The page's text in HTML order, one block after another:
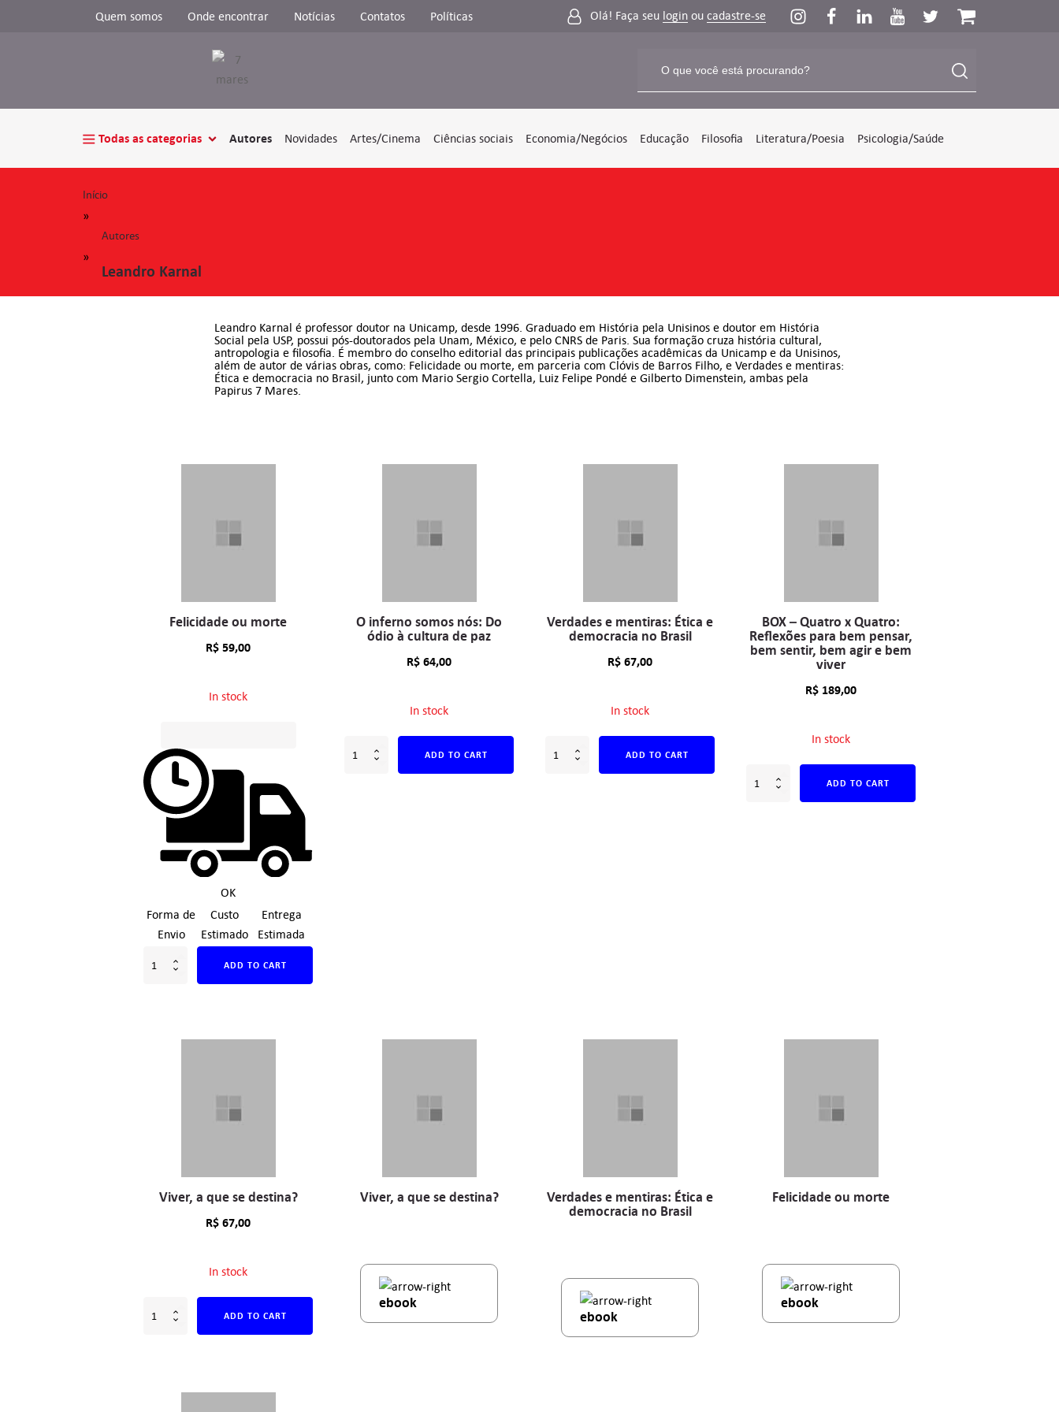
Quem somos Onde encontrar Notícias Contatos Políticas Olá! Faça seu login ou cadastre-se
Todas as categorias Autores Novidades Artes/Cinema Ciências sociais Economia/Negócios Educação Filosofia Literatura/Poesia Psicologia/Saúde
Início
»
Autores
»
Leandro Karnal
Leandro Karnal é professor doutor na Unicamp, desde 1996. Graduado em História pela Unisinos e doutor em História
Social pela USP, possui pós-doutorados pela Unam, México, e pelo CNRS de Paris. Sua formação cruza história cultural,
antropologia e filosofia. É membro do conselho editorial das principais publicações acadêmicas da Unicamp e da Unisinos,
além de autor de várias obras, como: Felicidade ou morte, em parceria com Clóvis de Barros Filho, e Verdades e mentiras:
Ética e democracia no Brasil, junto com Mario Sergio Cortella, Luiz Felipe Pondé e Gilberto Dimenstein, ambas pela
Papirus 7 Mares.
Felicidade ou morte
R$59,00
In stock
OK
Forma de
Envio
Custo
Estimado
Entrega
Estimada
ADD TO CART
O inferno somos nós: Do
ódio à cultura de paz
R$64,00
In stock
ADD TO CART
Verdades e mentiras: Ética e
democracia no Brasil
R$67,00
In stock
ADD TO CART
BOX – Quatro x Quatro:
Reflexões para bem pensar,
bem sentir, bem agir e bem
viver
R$ 189,00
In stock
ADD TO CART
Viver, a que se destina?
R$67,00
In stock
ADD TO CART
Viver, a que se destina?
ebook
Verdades e mentiras: Ética e
democracia no Brasil
ebook
Felicidade ou morte
ebook